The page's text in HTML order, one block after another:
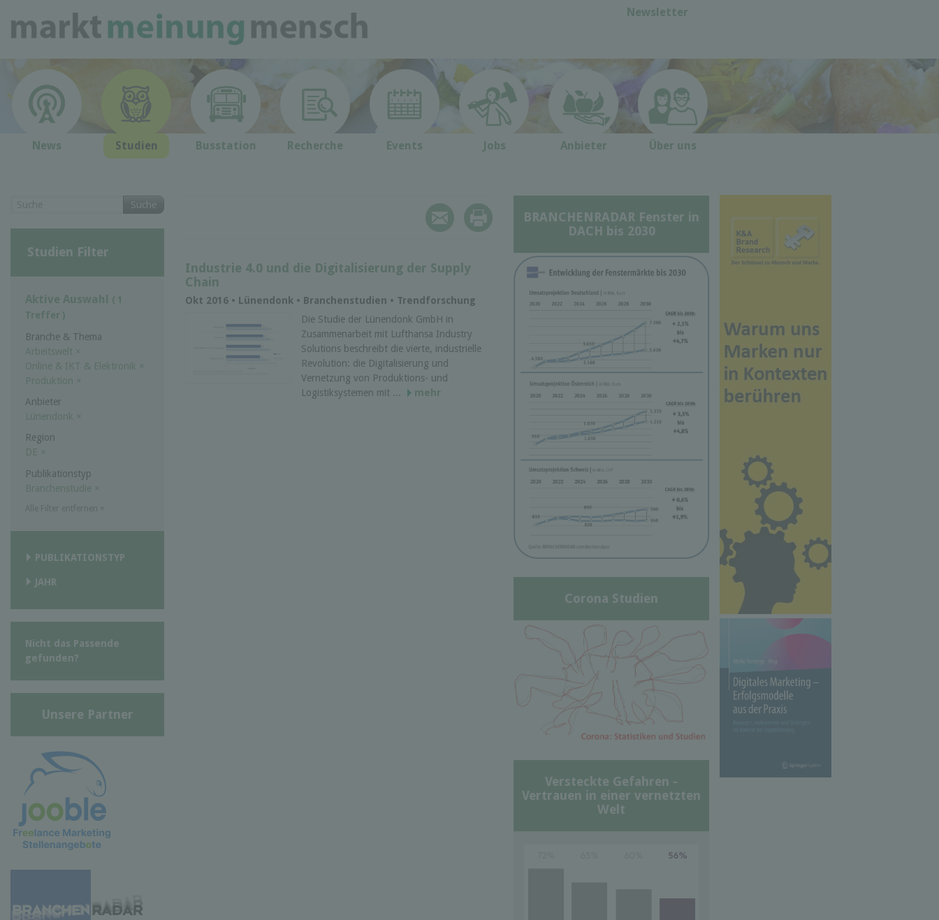
Newsletter
News Studien Busstation Recherche Events Jobs Anbieter Über uns
Industrie 4.0 und die Digitalisierung der Supply
Chain
Okt 2016 • Lünendonk • Branchenstudien • Trendforschung
Die Studie der Lünendonk GmbH in
Zusammenarbeit mit Lufthansa Industry
Solutions beschreibt die vierte, industrielle
Revolution: die Digitalisierung und
Vernetzung von Produktions- und
Logistiksystemen mit ...
mehr
Suche
Studien Filter
Aktive Auswahl ( 1
Treffer )
Branche & Thema
Arbeitswelt ×
Online & IKT & Elektronik ×
Produktion ×
Anbieter
Lünendonk ×
Region
DE ×
Publikationstyp
Branchenstudie ×
PUBLIKATIONSTYP
JAHR
Nicht das Passende
gefunden?
Unsere Partner
BRANCHENRADAR Fenster in
DACH bis 2030
Corona Studien
Versteckte Gefahren -
Vertrauen in einer vernetzten
Welt